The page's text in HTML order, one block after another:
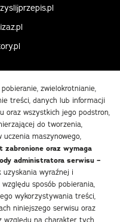
zwielokrotnianie,
treści, danych lub informacji
oraz wszystkich jego podstron,
do tworzenia,
uczenia maszynowego,
zabronione oraz wymaga
administratora serwisu –
uzyskania wyraźnej i
sposób pobierania,
wykorzystywania treści,
niniejszego serwisu oraz
względu na charakter tych